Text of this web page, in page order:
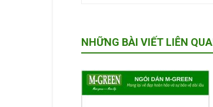
NHỮNG BÀI VIẾT LIÊN